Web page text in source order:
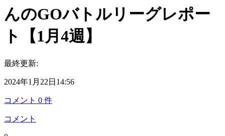
んのGOバトルリーグレポー
ト【1月4週】
最終更新:
2024年1月22日14:56
コメント 0 件
コメント